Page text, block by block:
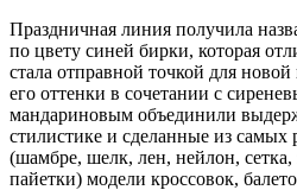
Праздничная линия получила
по цвету синей бирки, которая
стала отправной точкой для
его оттенки в сочетании с
мандариновым объединили
стилистике и сделанные из самых
(шамбре, шелк, лен, нейлон, сетка,
пайетки) модели кроссовок,